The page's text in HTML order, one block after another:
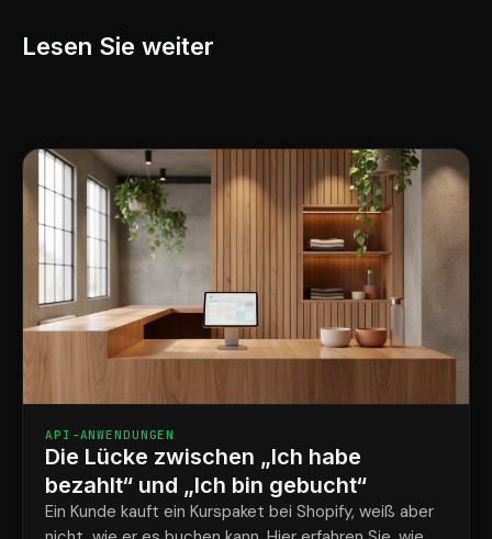
Lesen Sie weiter
API-ANWENDUNGEN
Die Lücke zwischen „Ich habe
bezahlt“ und „Ich bin gebucht“
Ein Kunde kauft ein Kurspaket bei Shopify, weiß aber